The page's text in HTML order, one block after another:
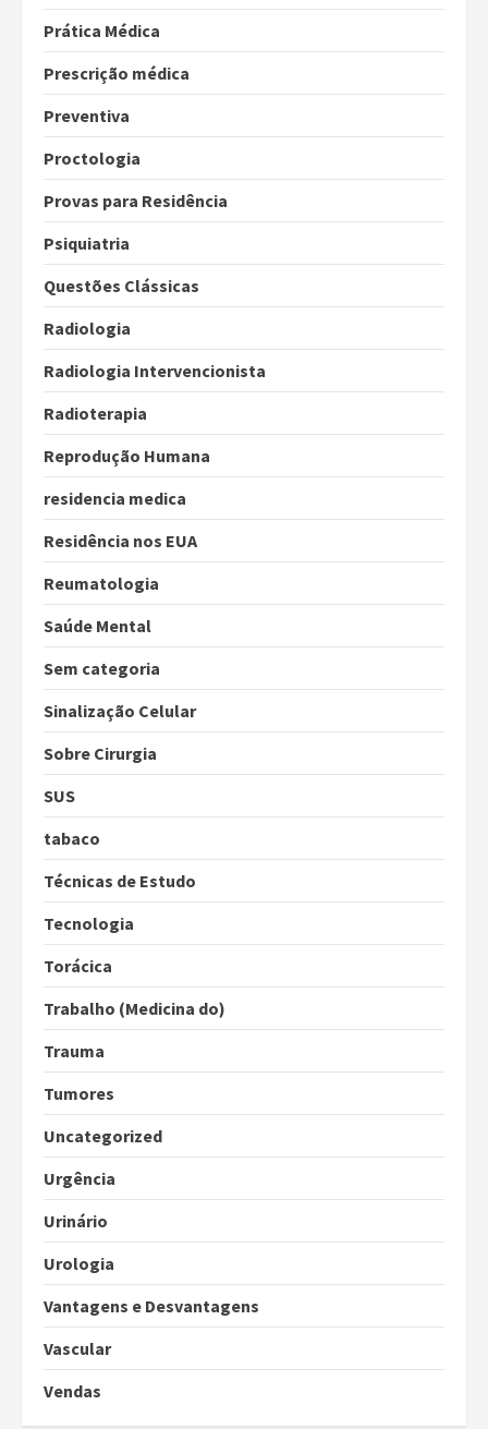
Prática Médica
Prescrição médica
Preventiva
Proctologia
Provas para Residência
Psiquiatria
Questões Clássicas
Radiologia
Radiologia Intervencionista
Radioterapia
Reprodução Humana
residencia medica
Residência nos EUA
Reumatologia
Saúde Mental
Sem categoria
Sinalização Celular
Sobre Cirurgia
SUS
tabaco
Técnicas de Estudo
Tecnologia
Torácica
Trabalho (Medicina do)
Trauma
Tumores
Uncategorized
Urgência
Urinário
Urologia
Vantagens e Desvantagens
Vascular
Vendas